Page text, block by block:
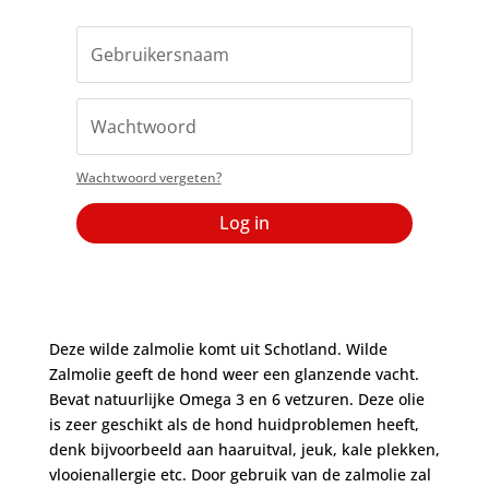
Wachtwoord vergeten?
Log in
Deze wilde zalmolie komt uit Schotland. Wilde
Zalmolie geeft de hond weer een glanzende vacht.
Bevat natuurlijke Omega 3 en 6 vetzuren. Deze olie
is zeer geschikt als de hond huidproblemen heeft,
denk bijvoorbeeld aan haaruitval, jeuk, kale plekken,
vlooienallergie etc. Door gebruik van de zalmolie zal